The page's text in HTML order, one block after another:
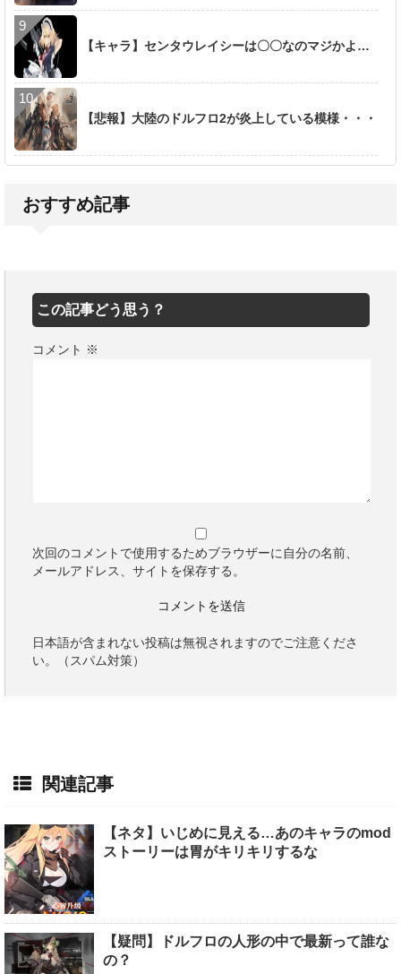
【キャラ】センタウレイシーは〇〇なのマジかよ…
【悲報】大陸のドルフロ2が炎上している模様・・・
おすすめ記事
この記事どう思う？
コメント ※
次回のコメントで使用するためブラウザーに自分の名前、
メールアドレス、サイトを保存する。
日本語が含まれない投稿は無視されますのでご注意くださ
い。（スパム対策）
関連記事
【ネタ】いじめに見える…あのキャラのmod
ストーリーは胃がキリキリするな
【疑問】ドルフロの人形の中で最新って誰な
の？